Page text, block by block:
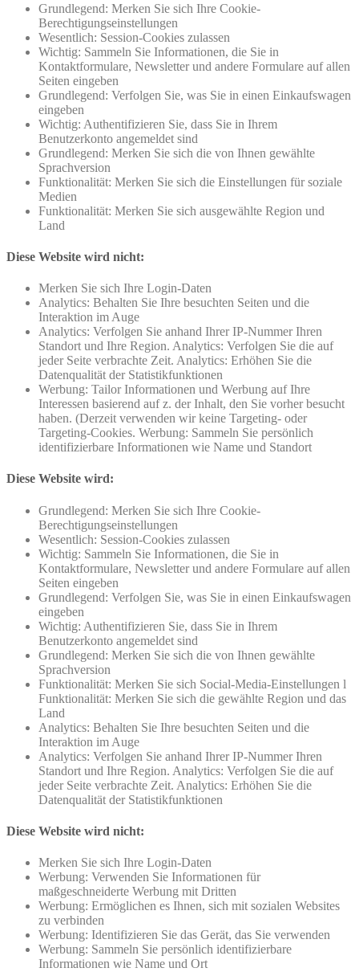
Grundlegend: Merken Sie sich Ihre Cookie-
Berechtigungseinstellungen
Wesentlich: Session-Cookies zulassen
Wichtig: Sammeln Sie Informationen, die Sie in
Kontaktformulare, Newsletter und andere Formulare auf allen
Seiten eingeben
Grundlegend: Verfolgen Sie, was Sie in einen Einkaufswagen
eingeben
Wichtig: Authentifizieren Sie, dass Sie in Ihrem
Benutzerkonto angemeldet sind
Grundlegend: Merken Sie sich die von Ihnen gewählte
Sprachversion
Funktionalität: Merken Sie sich die Einstellungen für soziale
Medien
Funktionalität: Merken Sie sich ausgewählte Region und
Land
Diese Website wird nicht:
Merken Sie sich Ihre Login-Daten
Analytics: Behalten Sie Ihre besuchten Seiten und die
Interaktion im Auge
Analytics: Verfolgen Sie anhand Ihrer IP-Nummer Ihren
Standort und Ihre Region. Analytics: Verfolgen Sie die auf
jeder Seite verbrachte Zeit. Analytics: Erhöhen Sie die
Datenqualität der Statistikfunktionen
Werbung: Tailor Informationen und Werbung auf Ihre
Interessen basierend auf z. der Inhalt, den Sie vorher besucht
haben. (Derzeit verwenden wir keine Targeting- oder
Targeting-Cookies. Werbung: Sammeln Sie persönlich
identifizierbare Informationen wie Name und Standort
Diese Website wird:
Grundlegend: Merken Sie sich Ihre Cookie-
Berechtigungseinstellungen
Wesentlich: Session-Cookies zulassen
Wichtig: Sammeln Sie Informationen, die Sie in
Kontaktformulare, Newsletter und andere Formulare auf allen
Seiten eingeben
Grundlegend: Verfolgen Sie, was Sie in einen Einkaufswagen
eingeben
Wichtig: Authentifizieren Sie, dass Sie in Ihrem
Benutzerkonto angemeldet sind
Grundlegend: Merken Sie sich die von Ihnen gewählte
Sprachversion
Funktionalität: Merken Sie sich Social-Media-Einstellungen l
Funktionalität: Merken Sie sich die gewählte Region und das
Land
Analytics: Behalten Sie Ihre besuchten Seiten und die
Interaktion im Auge
Analytics: Verfolgen Sie anhand Ihrer IP-Nummer Ihren
Standort und Ihre Region. Analytics: Verfolgen Sie die auf
jeder Seite verbrachte Zeit. Analytics: Erhöhen Sie die
Datenqualität der Statistikfunktionen
Diese Website wird nicht:
Merken Sie sich Ihre Login-Daten
Werbung: Verwenden Sie Informationen für
maßgeschneiderte Werbung mit Dritten
Werbung: Ermöglichen es Ihnen, sich mit sozialen Websites
zu verbinden
Werbung: Identifizieren Sie das Gerät, das Sie verwenden
Werbung: Sammeln Sie persönlich identifizierbare
Informationen wie Name und Ort